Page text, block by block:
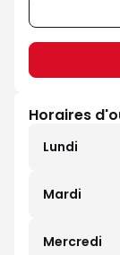
Horaires
Lundi
Mardi
Mercredi